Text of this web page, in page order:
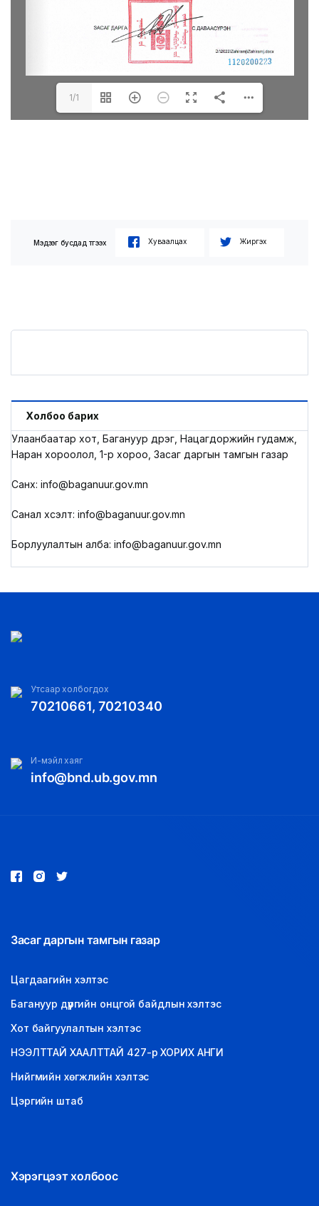
1/1
Мэдээг бусдад түгээх Хуваалцах Жиргэх
Холбоо барих
Улаанбаатар хот, Багануур дүүрэг, Нацагдоржийн гудамж,
Наран хороолол, 1-р хороо, Засаг даргын тамгын газар
Санхүү: info@baganuur.gov.mn
Санал хүсэлт: info@baganuur.gov.mn
Борлуулалтын алба: info@baganuur.gov.mn
Утсаар холбогдох
70210661, 70210340
И-мэйл хаяг
info@bnd.ub.gov.mn
Засаг даргын тамгын газар
Цагдаагийн хэлтэс
Багануур дүүргийн онцгой байдлын хэлтэс
Хот байгуулалтын хэлтэс
НЭЭЛТТАЙ ХААЛТТАЙ 427-р ХОРИХ АНГИ
Нийгмийн хөгжлийн хэлтэс
Цэргийн штаб
Хэрэгцээт холбоос